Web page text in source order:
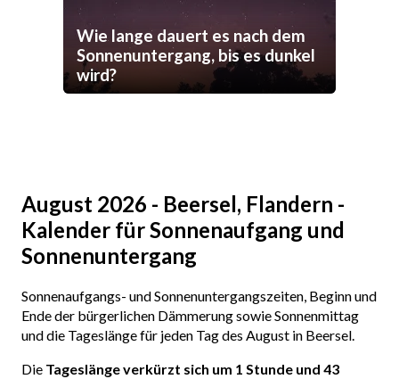
Wie lange dauert es nach dem
Sonnenuntergang, bis es dunkel
wird?
August 2026 - Beersel, Flandern -
Kalender für Sonnenaufgang und
Sonnenuntergang
Sonnenaufgangs- und Sonnenuntergangszeiten, Beginn und
Ende der bürgerlichen Dämmerung sowie Sonnenmittag
und die Tageslänge für jeden Tag des August in Beersel.
Die Tageslänge verkürzt sich um 1 Stunde und 43